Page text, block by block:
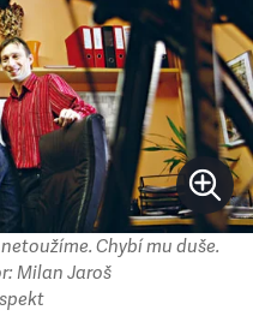
Chybí mu duše.
Milan Jaroš